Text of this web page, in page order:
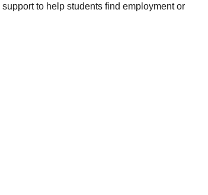
to help students find employment or